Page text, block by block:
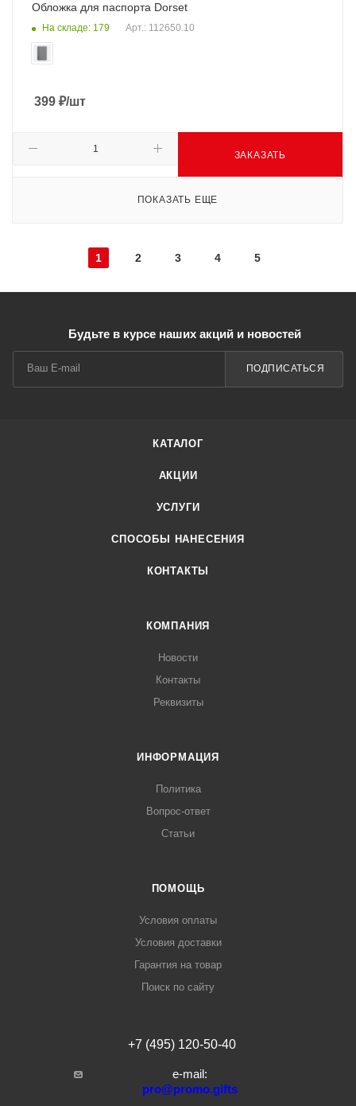
Обложка для паспорта Dorset
На складе: 179 Арт.: 112650.10
399 ₽/шт
ЗАКАЗАТЬ
ПОКАЗАТЬ ЕЩЕ
1 2 3 4 5
Будьте в курсе наших акций и новостей
ПОДПИСАТЬСЯ
КАТАЛОГ
АКЦИИ
УСЛУГИ
СПОСОБЫ НАНЕСЕНИЯ
КОНТАКТЫ
КОМПАНИЯ
Новости
Контакты
Реквизиты
ИНФОРМАЦИЯ
Политика
Вопрос-ответ
Статьи
ПОМОЩЬ
Условия оплаты
Условия доставки
Гарантия на товар
Поиск по сайту
+7 (495) 120-50-40
e-mail:
pro@promo.gifts